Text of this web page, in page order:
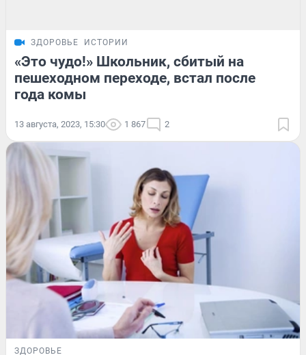
ЗДОРОВЬЕ ИСТОРИИ
«Это чудо!» Школьник, сбитый на
пешеходном переходе, встал после
года комы
13 августа, 2023, 15:30 1 867 2
ЗДОРОВЬЕ